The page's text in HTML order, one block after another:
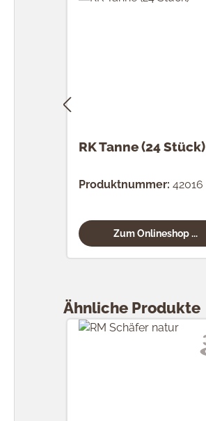
RK Tanne (24 Stück)
Produktnummer: 42016
Zum Onlineshop ...
Ähnliche Produkte